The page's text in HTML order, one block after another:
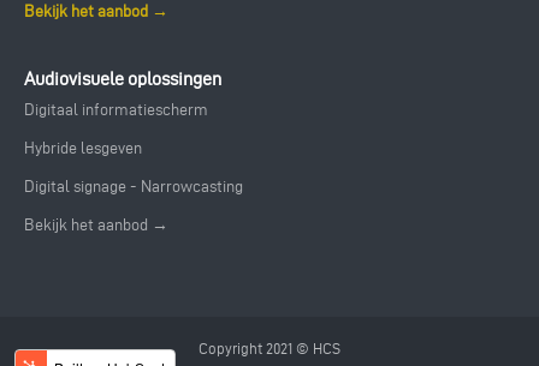
Bekijk het aanbod →
Audiovisuele oplossingen
Digitaal informatiescherm
Hybride lesgeven
Digital signage - Narrowcasting
Bekijk het aanbod →
Copyright 2021 © HCS